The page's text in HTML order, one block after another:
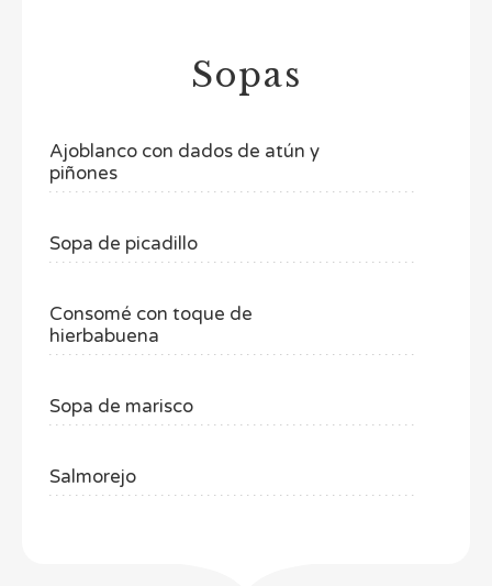
Sopas
Ajoblanco con dados de atún y
piñones
Sopa de picadillo
Consomé con toque de
hierbabuena
Sopa de marisco
Salmorejo